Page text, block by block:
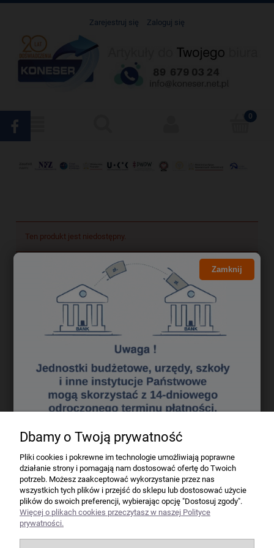
Zarejestruj się Zaloguj się
Ten produkt jest niedostępny.
Darmowa dostawa
Darmowa dostawa (Kurier - Przelew bankowy) już od 300,00 zł.
Wartość zakupów
16,40 zł
50 - 100 zł
12,70 zł
100 - 200 zł
9,80 zł
200 - 300 zł
7,60 zł
powyżej 300 zł
GRATIS
Firma
Bindownice wg producentów
Niszczarki wg producentów
Dbamy o Twoją prywatność
Pliki cookies i pokrewne im technologie umożliwiają poprawne
działanie strony i pomagają nam dostosować ofertę do Twoich
potrzeb. Możesz zaakceptować wykorzystanie przez nas
wszystkich tych plików i przejść do sklepu lub dostosować użycie
plików do swoich preferencji, wybierając opcję "Dostosuj zgody".
Więcej o plikach cookies przeczytasz w naszej Polityce
prywatności.
Zamknij